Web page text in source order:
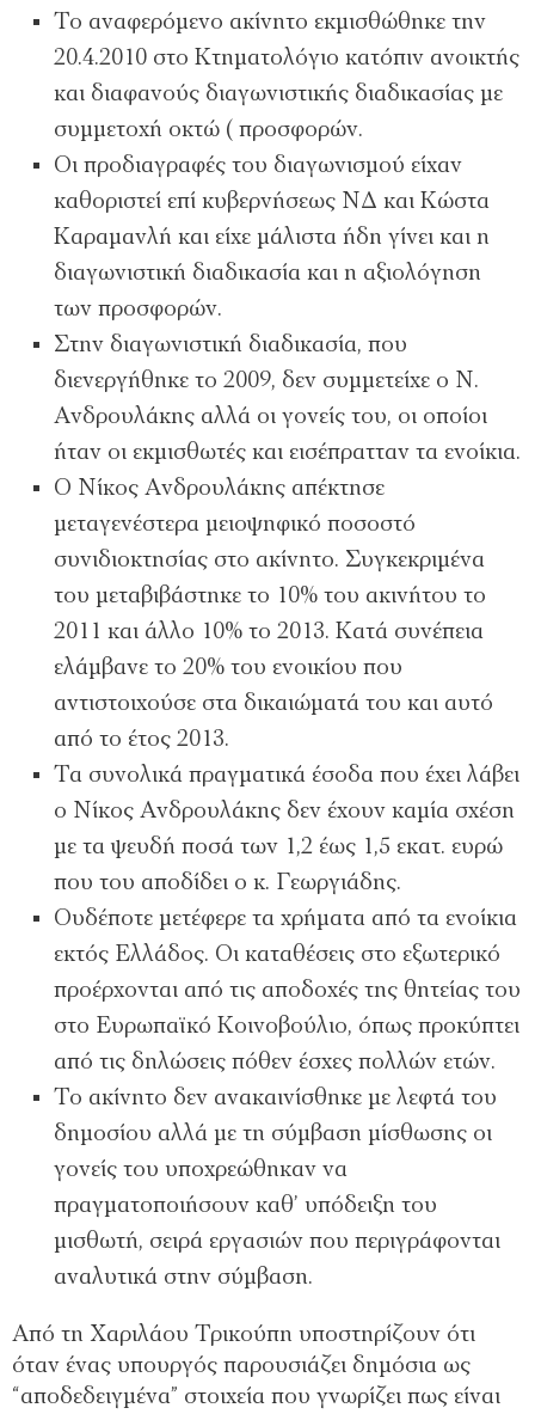
Το αναφερόμενο ακίνητο εκμισθώθηκε την
20.4.2010 στο Κτηματολόγιο κατόπιν ανοικτής
και διαφανούς διαγωνιστικής διαδικασίας με
συμμετοχή οκτώ ( προσφορών.
Οι προδιαγραφές του διαγωνισμού είχαν
καθοριστεί επί κυβερνήσεως ΝΔ και Κώστα
Καραμανλή και είχε μάλιστα ήδη γίνει και η
διαγωνιστική διαδικασία και η αξιολόγηση
των προσφορών.
Στην διαγωνιστική διαδικασία, που
διενεργήθηκε το 2009, δεν συμμετείχε ο Ν.
Ανδρουλάκης αλλά οι γονείς του, οι οποίοι
ήταν οι εκμισθωτές και εισέπρατταν τα ενοίκια.
Ο Νίκος Ανδρουλάκης απέκτησε
μεταγενέστερα μειοψηφικό ποσοστό
συνιδιοκτησίας στο ακίνητο. Συγκεκριμένα
του μεταβιβάστηκε το 10% του ακινήτου το
2011 και άλλο 10% το 2013. Κατά συνέπεια
ελάμβανε το 20% του ενοικίου που
αντιστοιχούσε στα δικαιώματά του και αυτό
από το έτος 2013.
Τα συνολικά πραγματικά έσοδα που έχει λάβει
ο Νίκος Ανδρουλάκης δεν έχουν καμία σχέση
με τα ψευδή ποσά των 1,2 έως 1,5 εκατ. ευρώ
που του αποδίδει ο κ. Γεωργιάδης.
Ουδέποτε μετέφερε τα χρήματα από τα ενοίκια
εκτός Ελλάδος. Οι καταθέσεις στο εξωτερικό
προέρχονται από τις αποδοχές της θητείας του
στο Ευρωπαϊκό Κοινοβούλιο, όπως προκύπτει
από τις δηλώσεις πόθεν έσχες πολλών ετών.
Το ακίνητο δεν ανακαινίσθηκε με λεφτά του
δημοσίου αλλά με τη σύμβαση μίσθωσης οι
γονείς του υποχρεώθηκαν να
πραγματοποιήσουν καθ’ υπόδειξη του
μισθωτή, σειρά εργασιών που περιγράφονται
αναλυτικά στην σύμβαση.
Από τη Χαριλάου Τρικούπη υποστηρίζουν ότι
όταν ένας υπουργός παρουσιάζει δημόσια ως
“αποδεδειγμένα” στοιχεία που γνωρίζει πως είναι